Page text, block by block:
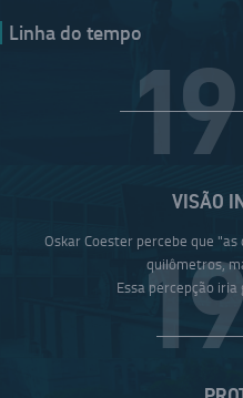
Linha do tempo
VISÃO
Oskar Coester percebe que
quilômetros,
Essa percepção